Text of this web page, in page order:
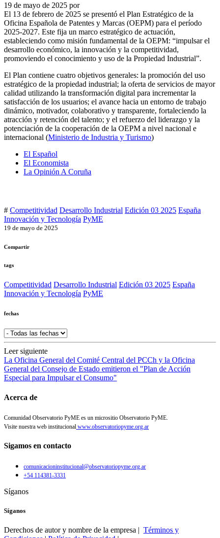
19 de mayo de 2025 por
El 13 de febrero de 2025 se presentó el Plan Estratégico de la
Oficina Española de Patentes y Marcas (OEPM) para el período
2025-2027. Este fija un marco estratégico de actuación,
estableciendo como misión fundamental de la OEPM: “impulsar el
desarrollo económico, la innovación y la competitividad,
promoviendo el conocimiento y uso de la Propiedad Industrial”.
El Plan contiene cuatro objetivos generales: la promoción del uso
estratégico de la propiedad industrial; la oferta de servicios de mayor
calidad utilizando la transformación digital para incrementar la
satisfacción de los usuarios; el avance hacia un entorno de trabajo
dinámico, motivador, colaborativo y transparente, fortaleciendo la
atracción y retención del talento; y el refuerzo del liderazgo y la
potenciación de la cooperación de la OEPM a nivel nacional e
internacional (Ministerio de Industria y Turismo)
El Español
El Economista
La Opinión A Coruña
# Competitividad Desarrollo Industrial Edición 03 2025 España
Innovación y Tecnología PyME
19 de mayo de 2025
Compartir
tags
Competitividad Desarrollo Industrial Edición 03 2025 España
Innovación y Tecnología PyME
fechas
Leer siguiente
La Oficina General del Comité Central del PCCh y la Oficina
General del Consejo de Estado emitieron el "Plan de Acción
Especial para Impulsar el Consumo"
Acerca de
Comunidad Observatorio PyME es un micrositio Observatorio PyME.
Visite nuestra web institucional www.observatoriopyme.org.ar
Sigamos en contacto
comunicacioninstitucional@observatoriopyme.org.ar
+54 114381-3331
Síganos
Síganos
Derechos de autor y nombre de la empresa | Términos y